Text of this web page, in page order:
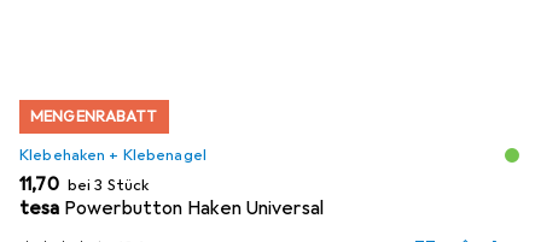
MENGENRABATT
Klebehaken + Klebenagel
EUR
11,70 bei 3 Stück
tesa Powerbutton Haken Universal